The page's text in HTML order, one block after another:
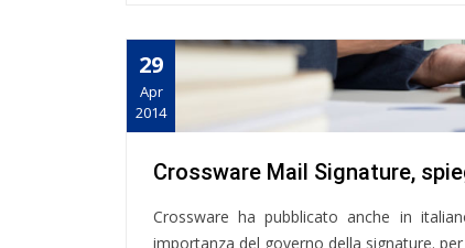
29
Apr
2014
Crossware Mail Signature,
Crossware ha pubblicato anche in
importanza del governo della signature.